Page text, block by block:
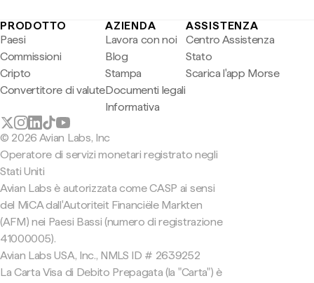
PRODOTTO
Paesi
Commissioni
Cripto
Convertitore di valute
AZIENDA
Lavora con noi
Blog
Stampa
Documenti legali
Informativa
ASSISTENZA
Centro Assistenza
Stato
Scarica l'app Morse
© 2026 Avian Labs, Inc
Operatore di servizi monetari registrato negli
Stati Uniti
Avian Labs è autorizzata come CASP ai sensi
del MiCA dall'Autoriteit Financiële Markten
(AFM) nei Paesi Bassi (numero di registrazione
41000005).
Avian Labs USA, Inc., NMLS ID # 2639252
La Carta Visa di Debito Prepagata (la "Carta") è